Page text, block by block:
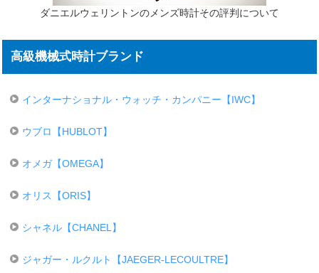
ダニエルウェリントンのメンズ時計その評判について
高級機械式時計ブランド
インターナショナル・ウォッチ・カンパニー【IWC】
ウブロ【HUBLOT】
オメガ【OMEGA】
オリス【ORIS】
シャネル【CHANEL】
ジャガー・ルクルト【JAEGER-LECOULTRE】